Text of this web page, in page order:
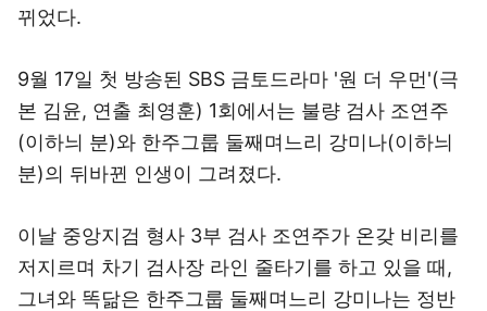
뀌었다.
9월 17일 첫 방송된 SBS 금토드라마 '원 더 우먼'(극
본 김윤, 연출 최영훈) 1회에서는 불량 검사 조연주
(이하늬 분)와 한주그룹 둘째며느리 강미나(이하늬
분)의 뒤바뀐 인생이 그려졌다.
이날 중앙지검 형사 3부 검사 조연주가 온갖 비리를
저지르며 차기 검사장 라인 줄타기를 하고 있을 때,
그녀와 똑닮은 한주그룹 둘째며느리 강미나는 정반